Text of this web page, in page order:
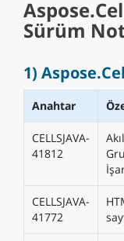
Sürüm
1)
Anahtar
CELLSJAVA-
41812
CELLSJAVA-
41772